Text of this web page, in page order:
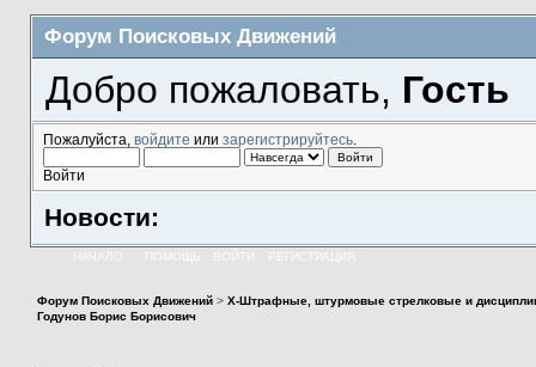
Форум Поисковых Движений
Добро пожаловать, Гость
Пожалуйста, войдите или зарегистрируйтесь.
Войти
Новости:
НАЧАЛО ПОМОЩЬ ВОЙТИ РЕГИСТРАЦИЯ
Форум Поисковых Движений> X-Штрафные, штурмовые стрелковые и
Годунов Борис Борисович